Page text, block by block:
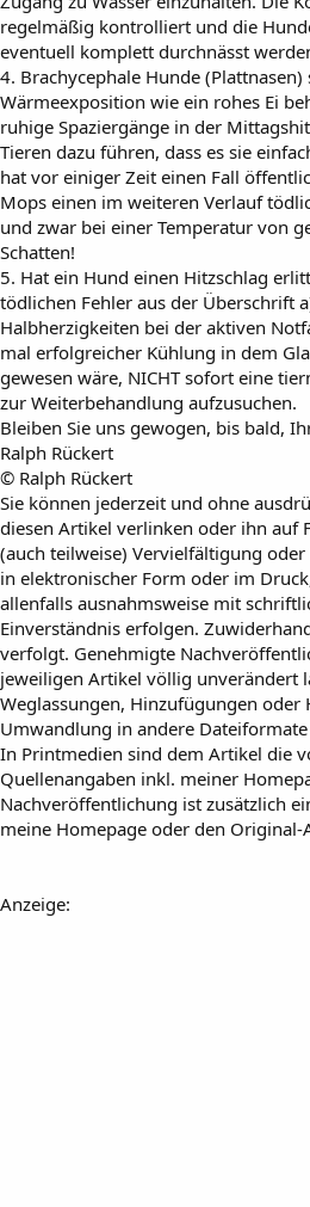
regelmäßig kontrolliert und die
eventuell komplett durchnässt
4. Brachycephale Hunde
Wärmeexposition wie ein rohes Ei
ruhige Spaziergänge in der
Tieren dazu führen, dass es sie
hat vor einiger Zeit einen Fall
Mops einen im weiteren Verlauf
und zwar bei einer Temperatur von
Schatten!
5. Hat ein Hund einen Hitzschlag
tödlichen Fehler aus der Überschrift
Halbherzigkeiten bei der aktiven
mal erfolgreicher Kühlung in dem
gewesen wäre, NICHT sofort eine
zur Weiterbehandlung aufzusuchen.
Bleiben Sie uns gewogen, bis bald,
Ralph Rückert
© Ralph Rückert
Sie können jederzeit und ohne
diesen Artikel verlinken oder ihn auf
(auch teilweise) Vervielfältigung
in elektronischer Form oder im
allenfalls ausnahmsweise mit
Einverständnis erfolgen.
verfolgt. Genehmigte
jeweiligen Artikel völlig unverändert
Weglassungen, Hinzufügungen oder
Umwandlung in andere
In Printmedien sind dem Artikel die
Quellenangaben inkl. meiner
Nachveröffentlichung ist zusätzlich
meine Homepage oder den
Anzeige: